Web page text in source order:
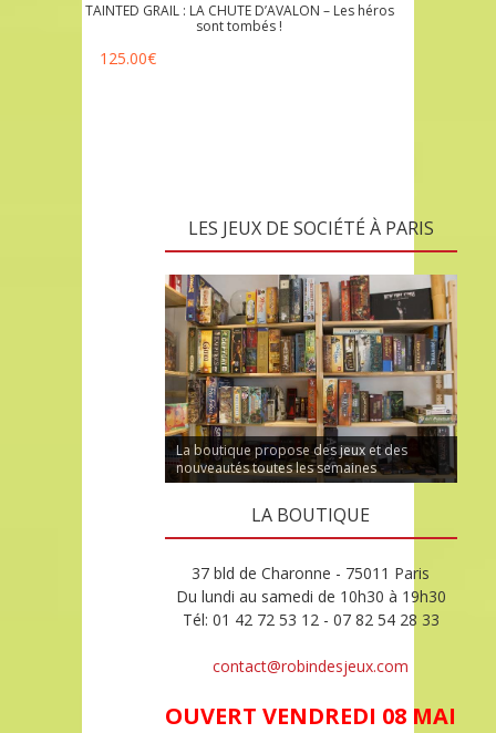
TAINTED GRAIL : LA CHUTE D’AVALON – Les héros
sont tombés !
125.00€
LES JEUX DE SOCIÉTÉ À PARIS
La boutique propose des jeux et des
nouveautés toutes les semaines
LA BOUTIQUE
37 bld de Charonne - 75011 Paris
Du lundi au samedi de 10h30 à 19h30
Tél: 01 42 72 53 12 - 07 82 54 28 33
contact@robindesjeux.com
OUVERT VENDREDI 08 MAI